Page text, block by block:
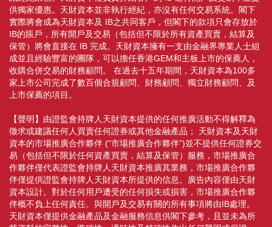
供獨家優惠。天財資本並非執行經紀，亦沒有任何交易系統。閣下
實際將會成為天財資本及 IB之共同客戶，但閣下的款項只會存放於
IB的賬戶，所有開戶及交易（包括但不限於所有資產買賣，結算及
保管）將會直接在 IB 完成。天財資本擁有一支由金融界專業人士組
成並且經驗豐富的團隊，可以擔任香港GEM和主板上市的保薦人，
收購合併交易的財務顧問。 在過去十五年期間，天財資本為100多
家上市公司完成了數百個合規顧問、財務顧問、獨立財務顧問、及
上市保薦的項目。
【聲明】由證監會持牌人天財資本提供的任何推廣活動不得解釋為
徵求或建議任何人買賣任何證券或其他金融產品； 天財資本及天財
資本的市場推廣合作夥伴 (“市場推廣合作夥伴”)並不提供任何證券交
易（包括但不限於任何資產買賣，結算及保管）服務，市場推廣合
作夥伴僅代表證監會持牌人天財資本推廣其業務，市場推廣合作夥
伴僅提供證監會持牌人天財資本所提供的信息。廣告內容僅由天財
資本設計。對於任何用戶遭受的任何損失或損害，市場推廣合作夥
伴概不負上任何責任。與開戶及交易有關的所有事項將由IB處理。
天財資本僅提供金融產品及金融服務信息供閣下參考，且並未為所